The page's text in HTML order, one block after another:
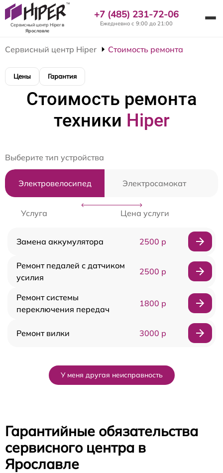
Сервисный центр Hiperв
Ярославле
+7 (485) 231-72-06
Ежедневно с 9:00 до 21:00
Сервисный центр Hiper Стоимость ремонта
Цены Гарантия
Стоимость ремонта
техники Hiper
Выберите тип устройства
Электровелосипед Электросамокат
Услуга Цена услуги
Замена аккумулятора 2500 р
Ремонт педалей с датчиком
усилия
2500 р
Ремонт системы
переключения передач
1800 р
Ремонт вилки 3000 р
У меня другая неисправность
Гарантийные обязательства
сервисного центра в
Ярославле